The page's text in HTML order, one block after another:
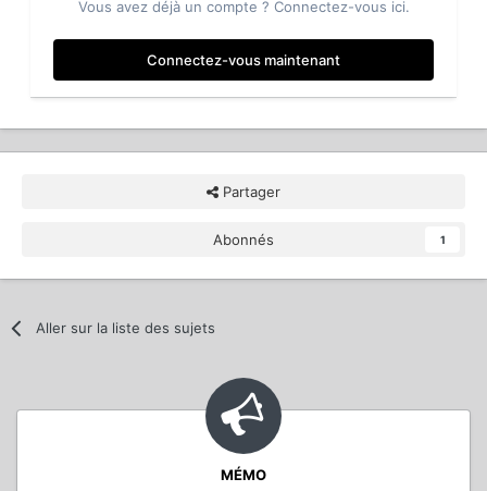
Vous avez déjà un compte ? Connectez-vous ici.
Connectez-vous maintenant
Partager
Abonnés 1
Aller sur la liste des sujets
MÉMO